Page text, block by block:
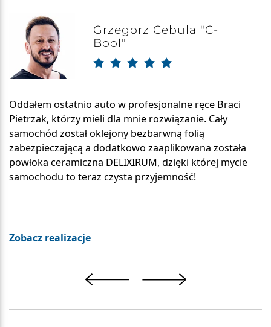
Grzegorz Cebula "C-
Bool"
Oddałem ostatnio auto w profesjonalne ręce Braci
Pietrzak, którzy mieli dla mnie rozwiązanie. Cały
samochód został oklejony bezbarwną folią
zabezpieczającą a dodatkowo zaaplikowana została
powłoka ceramiczna DELIXIRUM, dzięki której mycie
samochodu to teraz czysta przyjemność!
Zobacz realizacje